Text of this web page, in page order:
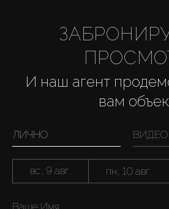
И наш агент
вам
ЛИЧНО ВИДЕО
вс, 9 авг. пн, 10 авг.